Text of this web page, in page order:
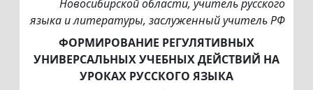
Новосибирской области, учитель русского
языка и литературы, заслуженный учитель РФ
ФОРМИРОВАНИЕ РЕГУЛЯТИВНЫХ
УНИВЕРСАЛЬНЫХ УЧЕБНЫХ ДЕЙСТВИЙ НА
УРОКАХ РУССКОГО ЯЗЫКА